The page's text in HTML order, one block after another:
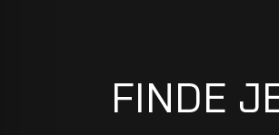
FINDE